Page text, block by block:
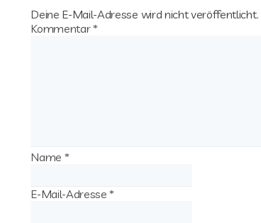
Deine E-Mail-Adresse wird nicht veröffentlicht.
Kommentar*
Name *
E-Mail-Adresse*